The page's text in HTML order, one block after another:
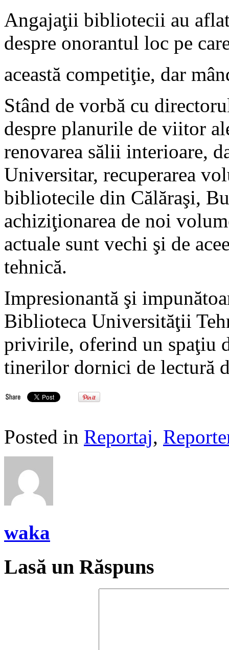
Angajaţii bibliotecii au
despre onorantul loc pe
această competiţie, dar
Stând de vorbă cu
despre planurile de viitor
renovarea sălii interioare,
Universitar, recuperarea
bibliotecile din Călăraşi,
achiziţionarea de noi
actuale sunt vechi şi de
tehnică.
Impresionantă şi
Biblioteca Universităţii
privirile, oferind un spaţiu
tinerilor dornici de lectură
Posted in Reportaj,
waka
Lasă un Răspuns